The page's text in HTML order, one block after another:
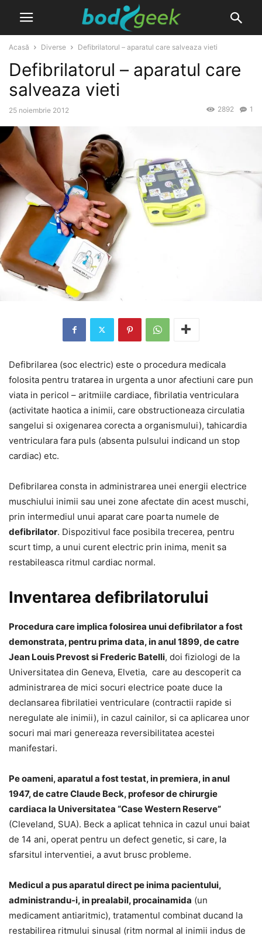
Acasă Diverse Defibrilatorul – aparatul care salveaza vieti
Defibrilatorul – aparatul care
salveaza vieti
25 noiembrie 2012 1
2892
Defibrilarea (soc electric) este o procedura medicala
folosita pentru tratarea in urgenta a unor afectiuni care pun
viata in pericol – aritmiile cardiace, fibrilatia ventriculara
(activitate haotica a inimii, care obstructioneaza circulatia
sangelui si oxigenarea corecta a organismului), tahicardia
ventriculara fara puls (absenta pulsului indicand un stop
cardiac) etc.
Defibrilarea consta in administrarea unei energii electrice
muschiului inimii sau unei zone afectate din acest muschi,
prin intermediul unui aparat care poarta numele de
defibrilator. Dispozitivul face posibila trecerea, pentru
scurt timp, a unui curent electric prin inima, menit sa
restabileasca ritmul cardiac normal.
Inventarea defibrilatorului
Procedura care implica folosirea unui defibrilator a fost
demonstrata, pentru prima data, in anul 1899, de catre
Jean Louis Prevost si Frederic Batelli, doi fiziologi de la
Universitatea din Geneva, Elvetia, care au descoperit ca
administrarea de mici socuri electrice poate duce la
declansarea fibrilatiei ventriculare (contractii rapide si
neregulate ale inimii), in cazul cainilor, si ca aplicarea unor
socuri mai mari genereaza reversibilitatea acestei
manifestari.
Pe oameni, aparatul a fost testat, in premiera, in anul
1947, de catre Claude Beck, profesor de chirurgie
cardiaca la Universitatea “Case Western Reserve”
(Cleveland, SUA). Beck a aplicat tehnica in cazul unui baiat
de 14 ani, operat pentru un defect genetic, si care, la
sfarsitul interventiei, a avut brusc probleme.
Medicul a pus aparatul direct pe inima pacientului,
administrandu-i, in prealabil, procainamida (un
medicament antiaritmic), tratamentul combinat ducand la
restabilirea ritmului sinusal (ritm normal al inimii indus de